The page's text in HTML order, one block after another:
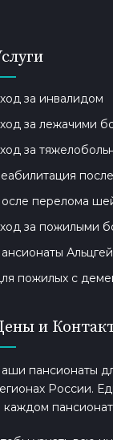
за инвалидом
за лежачими
за
перелома
за пожилыми
пожилых с
и
пансионаты
России.
каждом